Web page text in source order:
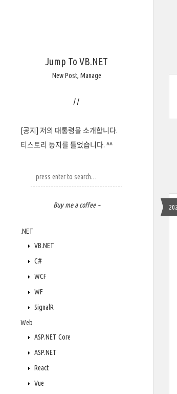
Jump To VB.NET
New Post, Manage
/ /
[공지] 저의 대통령을 소개합니다.
티스토리 둥지를 틀었습니다. ^^
Buy me a coffee ~
.NET
VB.NET
C#
WCF
WF
SignalR
Web
ASP.NET Core
ASP.NET
React
Vue